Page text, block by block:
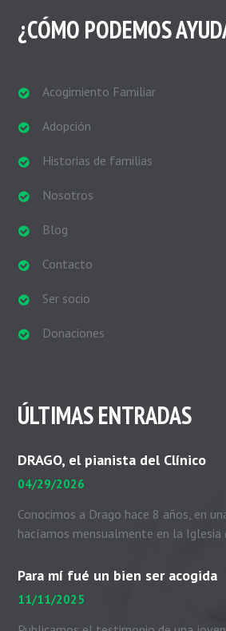
¿CÓMO PODEMOS
Acogimiento Familiar
Adopción
Historias de familias
Nosotros
Blog
Contacto
Ser socio
Donaciones
ÚLTIMAS ENTRADAS
DRAGO, el pianista del Clínico
04/29/2026
Conocimos a Drago hace 8 años, en
hacíamos mensualmente en la Iglesia
Para mí fué un bien ser acogida
11/11/2025